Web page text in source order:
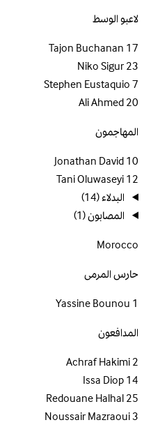
لاعبو الوسط
17
Tajon Buchanan
23
Niko Sigur
7
Stephen Eustaquio
20
Ali Ahmed
المهاجمون
10
Jonathan David
12
Tani Oluwaseyi
البدلاء(14)
المصابون(1)
Morocco
حارس المرمى
1
Yassine Bounou
المدافعون
2
Achraf Hakimi
14
Issa Diop
25
Redouane Halhal
3
Noussair Mazraoui